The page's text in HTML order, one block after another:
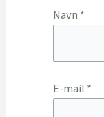
Navn *
E-mail *